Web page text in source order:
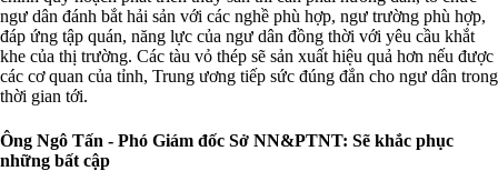
ngư dân đánh bắt hải sản với các nghề phù hợp, ngư trường phù hợp,
đáp ứng tập quán, năng lực của ngư dân đồng thời với yêu cầu khắt
khe của thị trường. Các tàu vỏ thép sẽ sản xuất hiệu quả hơn nếu được
các cơ quan của tỉnh, Trung ương tiếp sức đúng đắn cho ngư dân trong
thời gian tới.
Ông Ngô Tấn - Phó Giám đốc Sở NN&PTNT: Sẽ khắc phục
những bất cập